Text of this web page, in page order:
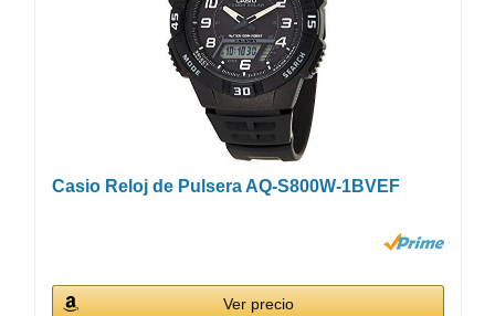
Casio Reloj de Pulsera AQ-S800W-1BVEF
Ver precio